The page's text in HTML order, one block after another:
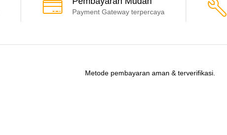
Payment Gateway terpercaya
Metode pembayaran aman & terverifikasi.